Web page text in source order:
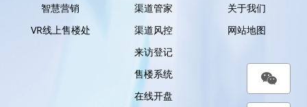
智慧营销
VR线上售楼处
渠道管家
渠道风控
来访登记
售楼系统
在线开盘
关于我们
网站地图